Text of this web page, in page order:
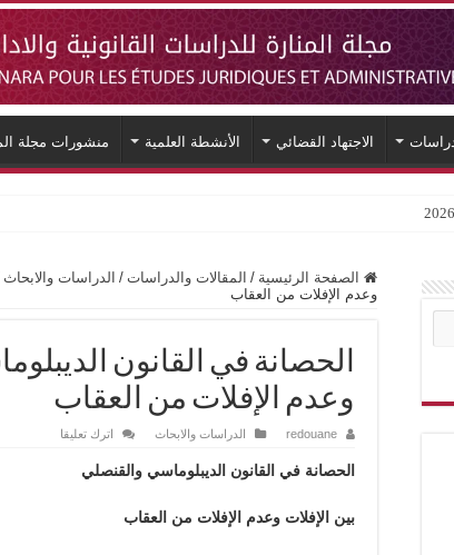
الاجتهاد القضائي الأنشطة العلمية منشورات مجلة
الصفحة الرئيسية / المقالات والدراسات / الدراسات والابحاث
وعدم الإفلات من العقاب
الحصانة في القانون
وعدم الإفلات من العقاب
redouane الدراسات والابحاث اترك تعليقا
الحصانة في القانون الديبلوماسي والقنصلي
بين الإفلات وعدم الإفلات من العقاب